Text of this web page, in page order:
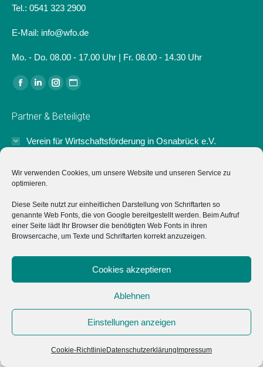
Wir verwenden Cookies, um unsere Website und unseren Service zu
optimieren.
Diese Seite nutzt zur einheitlichen Darstellung von Schriftarten so
genannte Web Fonts, die von Google bereitgestellt werden. Beim Aufruf
einer Seite lädt Ihr Browser die benötigten Web Fonts in ihren
Browsercache, um Texte und Schriftarten korrekt anzuzeigen.
Cookies akzeptieren
Ablehnen
Einstellungen anzeigen
Cookie-Richtlinie Datenschutzerklärung Impressum
Tel.: 0541 323 2900
E-Mail: info@wfo.de
Mo. - Do. 08.00 - 17.00 Uhr | Fr. 08.00 - 14.30 Uhr
Finden Sie uns auf:
Facebook
opens
in
new
Linkedin
opens
new
Instagram
opens
new
Website
opens
new
Partner & Beteiligte
Verein für Wirtschaftsförderung in Osnabrück e.V.
unterstützt das Projekt "Typisch Osnabrück" ideell sowie mit
Marketing Osnabrück GmbH
Hochschulen
Cookie-Richtlinie (EU)